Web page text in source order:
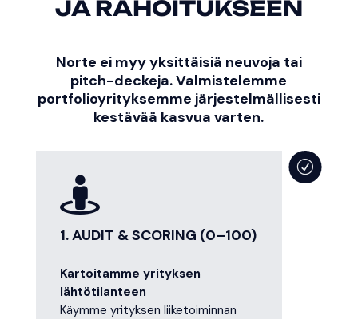
JA RAHOITUKSEEN
Norte ei myy yksittäisiä neuvoja tai
pitch-deckeja. Valmistelemme
portfolioyrityksemme järjestelmällisesti
kestävää kasvua varten.

1. AUDIT & SCORING (0–100)
Kartoitamme yrityksen
lähtötilanteen
Käymme yrityksen liiketoiminnan
R